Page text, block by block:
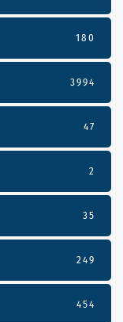
180
3994
47
2
35
249
454